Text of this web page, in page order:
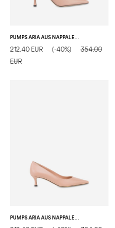
212.40 EUR (-40%)
354.00
EUR